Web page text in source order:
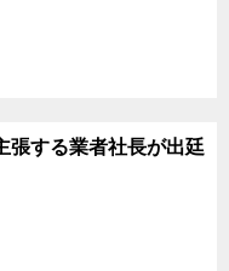
張する業者社長が出廷